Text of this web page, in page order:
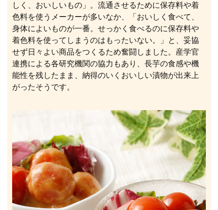
しく、おいしいもの」。流通させるために保存料や着
色料を使うメーカーが多いなか、「おいしく食べて、
身体によいものが一番。せっかく食べるのに保存料や
着色料を使ってしまうのはもったいない。」と、妥協
せず日々よい商品をつくるため奮闘しました。産学官
連携による各研究機関の協力もあり、長芋の食感や機
能性を残したまま、納得のいくおいしい漬物が出来上
がったそうです。